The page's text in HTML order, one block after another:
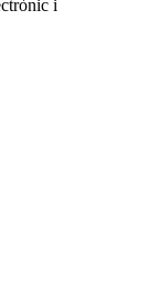
i